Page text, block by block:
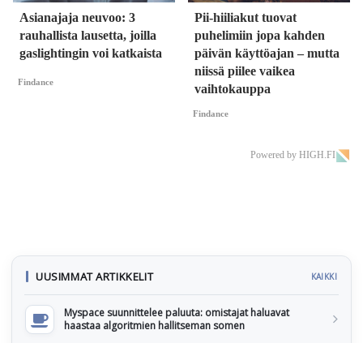
Asianajaja neuvoo: 3
rauhallista lausetta, joilla
gaslightingin voi katkaista
Findance
Pii-hiiliakut tuovat
puhelimiin jopa kahden
päivän käyttöajan – mutta
niissä piilee vaikea
vaihtokauppa
Findance
Powered by HIGH.FI
UUSIMMAT ARTIKKELIT KAIKKI
Myspace suunnittelee paluuta: omistajat haluavat
haastaa algoritmien hallitseman somen